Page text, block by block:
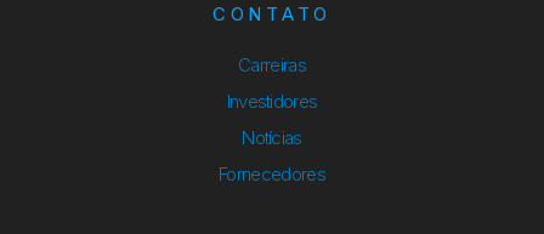
CONTATO
Carreiras
Investidores
Notícias
Fornecedores